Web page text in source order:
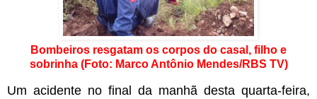
Bombeiros resgatam os corpos do casal, filho e
sobrinha (Foto: Marco Antônio Mendes/RBS TV)
Um acidente no final da manhã desta quarta-feira,